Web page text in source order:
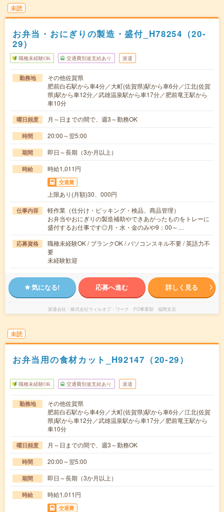
未読
お弁当・おにぎりの製造・盛付_H78254（20-
29）
職種未経験OK 交通費別途支給あり 派遣
勤務地
その他佐賀県
肥前白石駅から車4分／大町(佐賀県)駅から車6分／江北(佐賀
県)駅から車12分／武雄温泉駅から車17分／肥前竜王駅から
車10分
曜日頻度 月～日までの間で、週3～勤務OK
時間 20:00～翌5:00
期間 即日～長期（3か月以上）
時給 時給1,011円
交通費
上限あり(月額)30、000円
仕事内容
軽作業（仕分け・ピッキング・検品、商品管理）
お弁当やおにぎりの製造補助やできあがったものをトレーに
盛付するお仕事です◎月・水・金のみや9：00～…
応募資格
職種未経験OK / ブランクOK / パソコンスキル不要 / 英語力不
要
未経験歓迎
気になる! 応募へ進む 詳しく見る
派遣会社 株式会社ウィルオブ・ワーク FO事業部 福岡支店
未読
お弁当用の食材カット_H92147（20-29）
職種未経験OK 交通費別途支給あり 派遣
勤務地
その他佐賀県
肥前白石駅から車4分／大町(佐賀県)駅から車6分／江北(佐賀
県)駅から車12分／武雄温泉駅から車17分／肥前竜王駅から
車10分
曜日頻度 月～日までの間で、週3～勤務OK
時間 20:00～翌5:00
期間 即日～長期（3か月以上）
時給 時給1,011円
交通費